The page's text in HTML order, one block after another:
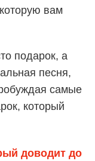
вам
подарок, а
песня,
самые
который
доводит до